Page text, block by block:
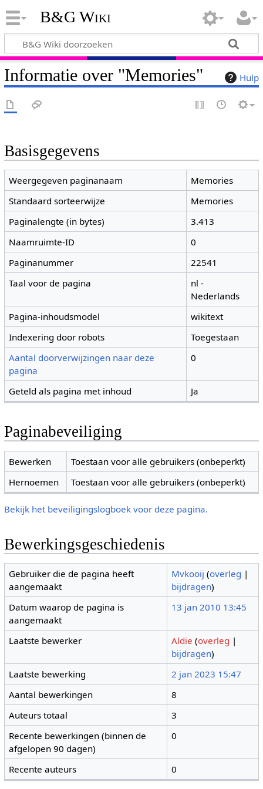
B&G Wiki
Hulp
Informatie over "Memories"
Basisgegevens
Weergegeven paginanaam
Memories
Standaard sorteerwijze
Memories
Paginalengte (in bytes)
3.413
Naamruimte-ID
0
Paginanummer
22541
Taal voor de pagina
nl -
Nederlands
Pagina-inhoudsmodel
wikitext
Indexering door robots
Toegestaan
Aantal doorverwijzingen naar deze
pagina
0
Geteld als pagina met inhoud Ja
Paginabeveiliging
Bewerken
Toestaan voor alle gebruikers (onbeperkt)
Hernoemen
Toestaan voor alle gebruikers (onbeperkt)
Bekijk het beveiligingslogboek voor deze pagina.
Bewerkingsgeschiedenis
Gebruiker die de pagina heeft
aangemaakt
Mvkooij (overleg |
bijdragen)
Datum waarop de pagina is
aangemaakt
13 jan 2010 13:45
Laatste bewerker Aldie (overleg |
bijdragen)
Laatste bewerking
2 jan 2023 15:47
Aantal bewerkingen
8
Auteurs totaal
3
Recente bewerkingen (binnen de
afgelopen 90 dagen)
0
Recente auteurs 0